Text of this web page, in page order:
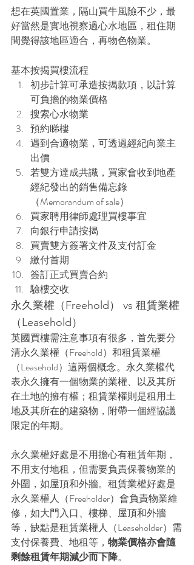
想在英國置業，隔山買牛風險不少，最
好當然是實地視察過心水地區，租住期
間覺得該地區適合，再物色物業。
基本按揭買樓流程
初步計算可承造按揭款項，以計算
可負擔的物業價格
搜索心水物業
預約睇樓
遇到合適物業，可透過經紀向業主
出價
若雙方達成共識，買家會收到地產
經紀發出的銷售備忘錄
（Memorandum of sale）
買家聘用律師處理買樓事宜
向銀行申請按揭
買賣雙方簽署文件及支付訂金
繳付首期
簽訂正式買賣合約
驗樓交收
永久業權（Freehold） vs 租賃業權
（Leasehold）
英國買樓需注意事項有很多，首先要分
清永久業權（Freehold）和租賃業權
（Leasehold）這兩個概念。永久業權代
表永久擁有一個物業的業權、以及其所
在土地的擁有權；租賃業權則是租用土
地及其所在的建築物，附帶一個經協議
限定的年期。
永久業權好處是不用擔心有租賃年期，
不用支付地租，但需要負責保養物業的
外圍，如屋頂和外牆。租賃業權好處是
永久業權人（Freeholder）會負責物業維
修，如大門入口、樓梯、屋頂和外牆
等，缺點是租賃業權人（Leaseholder）需
支付保養費、地租等， 物業價格亦會隨
剩餘租賃年期減少而下降。